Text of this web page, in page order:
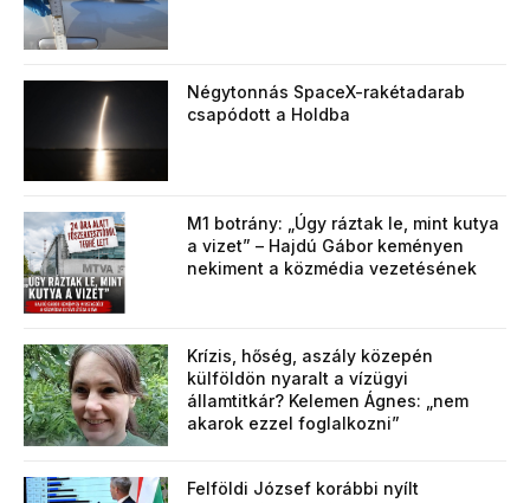
Négytonnás SpaceX-rakétadarab
csapódott a Holdba
M1 botrány: „Úgy ráztak le, mint kutya
a vizet” – Hajdú Gábor keményen
nekiment a közmédia vezetésének
Krízis, hőség, aszály közepén
külföldön nyaralt a vízügyi
államtitkár? Kelemen Ágnes: „nem
akarok ezzel foglalkozni”
Felföldi József korábbi nyílt